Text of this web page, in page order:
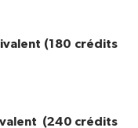
(180 crédits
(240 crédits